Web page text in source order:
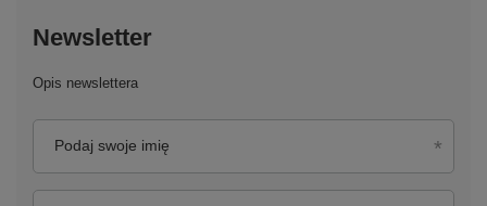
Newsletter
Opis newslettera
Podaj swoje imię